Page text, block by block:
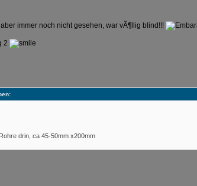
immer noch nicht gesehen, war vÃ¶llig blind!!!
2
drin, ca 45-50mm x200mm